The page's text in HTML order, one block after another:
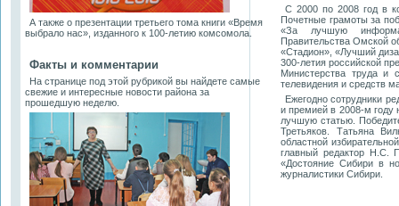
А также о презентации третьего тома книги «Время
выбрало нас», изданного к 100-летию комсомола.
Факты и комментарии
На странице под этой рубрикой вы найдете самые
свежие и интересные новости района за
прошедшую неделю.
С 2000 по 2008 год в
Почетные грамоты за
«За лучшую
Правительства Омской
«Стадион», «Лучший
300-летия российской
Министерства труда и
телевидения и средств
Ежегодно сотрудники
и премией в 2008-м году
лучшую статью.
Третьяков. Татьяна
областной
главный редактор Н.С.
«Достояние Сибири в
журналистики Сибири.